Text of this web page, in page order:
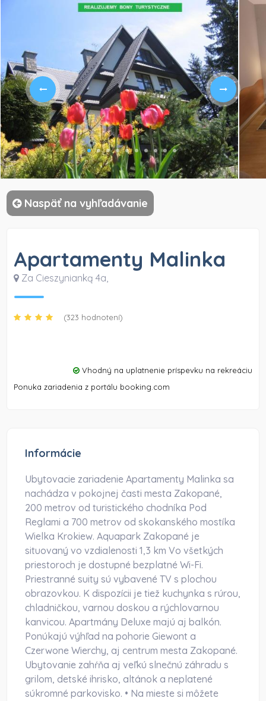
)
Naspäť na vyhľadávanie
Apartamenty Malinka
Za Cieszynianką 4a,
(323 hodnotení)
Vhodný na uplatnenie príspevku na rekreáciu
Ponuka zariadenia z portálu booking.com
Informácie
Ubytovacie zariadenie Apartamenty Malinka sa
nachádza v pokojnej časti mesta Zakopané,
200 metrov od turistického chodníka Pod
Reglami a 700 metrov od skokanského mostíka
Wielka Krokiew. Aquapark Zakopané je
situovaný vo vzdialenosti 1,3 km Vo všetkých
priestoroch je dostupné bezplatné Wi-Fi.
Priestranné suity sú vybavené TV s plochou
obrazovkou. K dispozícii je tiež kuchynka s rúrou,
chladničkou, varnou doskou a rýchlovarnou
kanvicou. Apartmány Deluxe majú aj balkón.
Ponúkajú výhľad na pohorie Giewont a
Czerwone Wierchy, aj centrum mesta Zakopané.
Ubytovanie zahŕňa aj veľkú slnečnú záhradu s
grilom, detské ihrisko, altánok a neplatené
súkromné ​​parkovisko. • Na mieste si môžete